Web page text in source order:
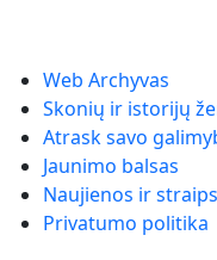
Web Archyvas
Skonių ir istorijų
Atrask savo
Jaunimo balsas
Naujienos ir
Privatumo politika